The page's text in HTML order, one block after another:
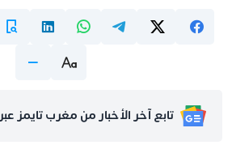
تابع آخر الأخبار من مغرب تايمز عبر Google News